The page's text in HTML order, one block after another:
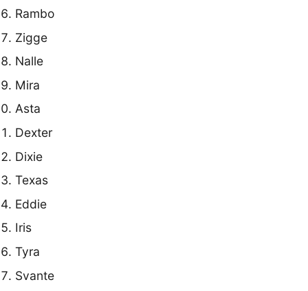
Rambo
Zigge
Nalle
Mira
Asta
Dexter
Dixie
Texas
Eddie
Iris
Tyra
Svante